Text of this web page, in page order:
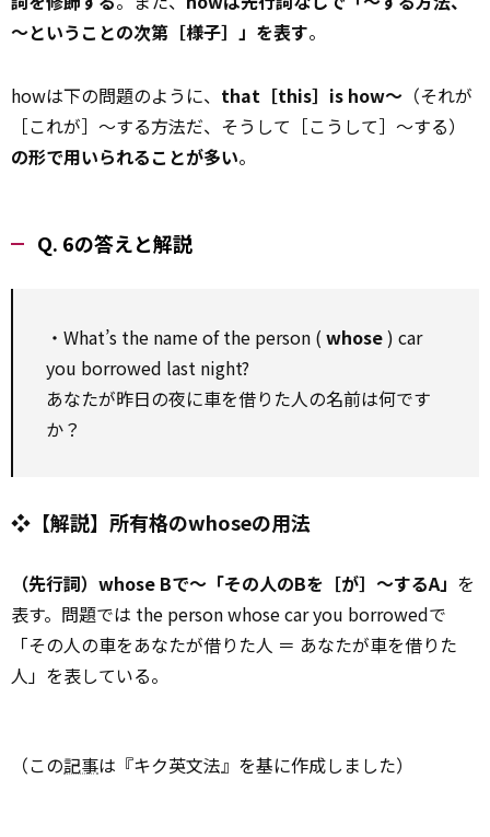
～ということの次第［様子］」を表す。
howは下の問題のように、 that［this］is how～ （それが
［これが］～する方法だ、そうして［こうして］～する）
の形で用いられることが多い。
Q. 6の答えと解説
・What’s the name of the person ( whose) car
you borrowed last night?
あなたが昨日の夜に車を借りた人の名前は何です
か？
❖【解説】所有格のwhoseの用法
（先行詞）whose Bで～「その人のBを［が］～するA」 を
表す。問題では the person whose car you borrowedで
「その人の車をあなたが借りた人 ＝ あなたが車を借りた
人」を表している。
（この記事は『キク英文法』を基に作成しました）